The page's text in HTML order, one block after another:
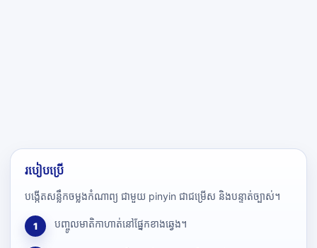
របៀបប្រើ
បង្កើតសន្លឹកចម្លងកំណាព្យ ជាមួយ pinyin ជាជម្រើស និងបន្ទាត់ច្បាស់។
1 បញ្ចូលមាតិកាហាត់នៅផ្នែកខាងឆ្វេង។